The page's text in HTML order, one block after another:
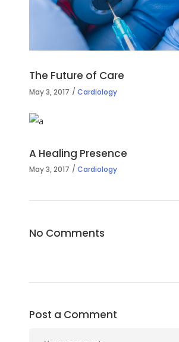
The Future of Care
May 3, 2017 Cardiology
A Healing Presence
May 3, 2017 Cardiology
No Comments
Post a Comment